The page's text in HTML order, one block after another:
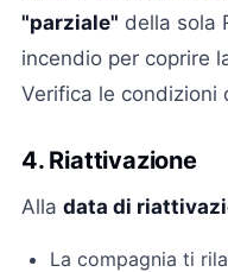
"parziale" della sola
incendio per coprire
Verifica le condizioni
4. Riattivazione
Alla data di
La compagnia ti